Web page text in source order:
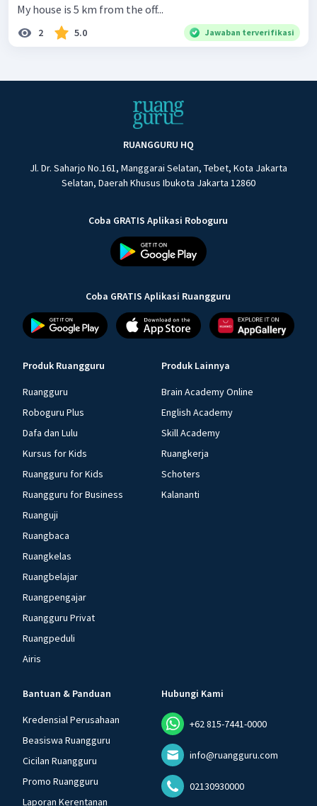
My house is 5 km from the off...
2 5.0 Jawaban terverifikasi
RUANGGURU HQ
Jl. Dr. Saharjo No.161, Manggarai Selatan, Tebet, Kota Jakarta
Selatan, Daerah Khusus Ibukota Jakarta 12860
Coba GRATIS Aplikasi Roboguru
Coba GRATIS Aplikasi Ruangguru
Produk Ruangguru
Ruangguru
Roboguru Plus
Dafa dan Lulu
Kursus for Kids
Ruangguru for Kids
Ruangguru for Business
Ruanguji
Ruangbaca
Ruangkelas
Ruangbelajar
Ruangpengajar
Ruangguru Privat
Ruangpeduli
Airis
Produk Lainnya
Brain Academy Online
English Academy
Skill Academy
Ruangkerja
Schoters
Kalananti
Bantuan & Panduan
Kredensial Perusahaan
Beasiswa Ruangguru
Cicilan Ruangguru
Promo Ruangguru
Laporan Kerentanan
Hubungi Kami
+62 815-7441-0000
info@ruangguru.com
02130930000